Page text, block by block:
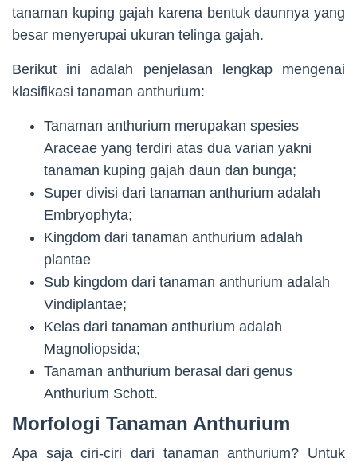
tanaman kuping gajah karena bentuk daunnya yang
besar menyerupai ukuran telinga gajah.
Berikut ini adalah penjelasan lengkap mengenai
klasifikasi tanaman anthurium:
Tanaman anthurium merupakan spesies
Araceae yang terdiri atas dua varian yakni
tanaman kuping gajah daun dan bunga;
Super divisi dari tanaman anthurium adalah
Embryophyta;
Kingdom dari tanaman anthurium adalah
plantae
Sub kingdom dari tanaman anthurium adalah
Vindiplantae;
Kelas dari tanaman anthurium adalah
Magnoliopsida;
Tanaman anthurium berasal dari genus
Anthurium Schott.
Morfologi Tanaman Anthurium
Apa saja ciri-ciri dari tanaman anthurium? Untuk